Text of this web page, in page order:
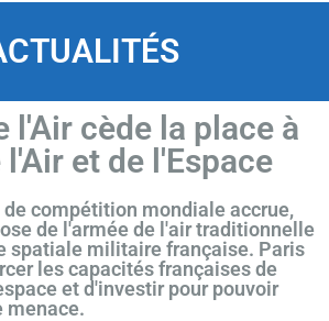
l'Air cède la place à
l'Air et de l'Espace
de compétition mondiale accrue,
de l'armée de l'air traditionnelle
spatiale militaire française. Paris
les capacités françaises de
et d'investir pour pouvoir
menace.